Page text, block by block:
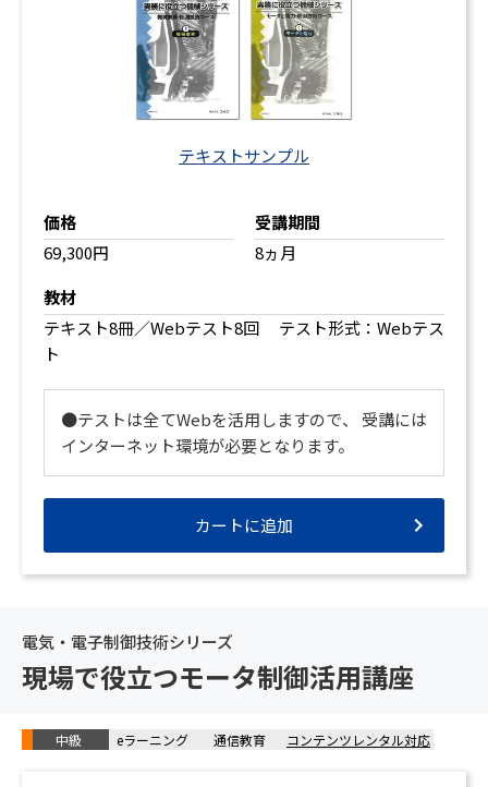
テキストサンプル
価格
69,300円
受講期間
8ヵ月
教材
テキスト8冊／Webテスト8回 テスト形式：Webテス
ト
●テストは全てWebを活用しますので、 受講には
インターネット環境が必要となります。
カートに追加
電気・電子制御技術シリーズ
現場で役立つモータ制御活用講座
中級 eラーニング 通信教育 コンテンツレンタル対応